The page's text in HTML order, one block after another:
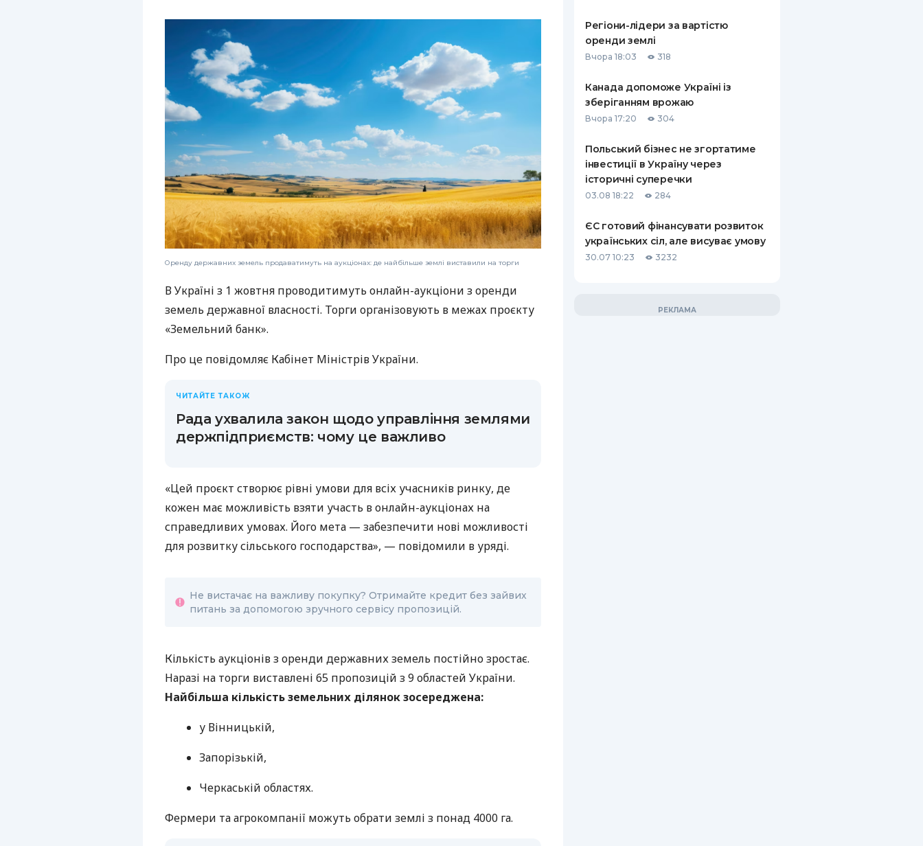
РЕЙТИНГ ДЕБЕТОВИХ
ЩОМІСЯЧНИЙ ОГЛЯД
КЕШБЕКУ
ПУТІВНИКИ ПО
БАНКІВСЬКИХ КАРТКАХ
ПУТІВНИКИ ПО
ВСІ СТРАХОВІ ПОЛІСИ
СТРАХОВІ КОМПАНІЇ
ВІДГУКИ ПРО СТРАХОВІ
ДОСТАВКА І ОПЛАТА
КОНТАКТИ
Оренду державних земель продаватимуть на аукціонах: де найбільше землі виставили на торги
В Україні з 1 жовтня проводитимуть онлайн-аукціони з оренди
земель державної власності. Торги організовують в межах проєкту
«Земельний банк».
Про це повідомляє Кабінет Міністрів України.
ЧИТАЙТЕ ТАКОЖ
Рада ухвалила закон щодо управління землями
держпідприємств: чому це важливо
«Цей проєкт створює рівні умови для всіх учасників ринку, де
кожен має можливість взяти участь в онлайн-аукціонах на
справедливих умовах. Його мета — забезпечити нові можливості
для розвитку сільського господарства», — повідомили в уряді.
Не вистачає на важливу покупку? Отримайте кредит без зайвих
питань за допомогою зручного сервісу пропозицій.
Кількість аукціонів з оренди державних земель постійно зростає.
Наразі на торги виставлені 65 пропозицій з 9 областей України.
Найбільша кількість земельних ділянок зосереджена:
у Вінницькій,
Запорізькій,
Черкаській областях.
Фермери та агрокомпанії можуть обрати землі з понад 4000 га.
Регіони-лідери за вартістю
оренди землі
Вчора 18:03 318
Канада допоможе Україні із
зберіганням врожаю
Вчора 17:20 304
Польський бізнес не згортатиме
інвестиції в Україну через
історичні суперечки
03.08 18:22 284
ЄС готовий фінансувати розвиток
українських сіл, але висуває умову
30.07 10:23 3232